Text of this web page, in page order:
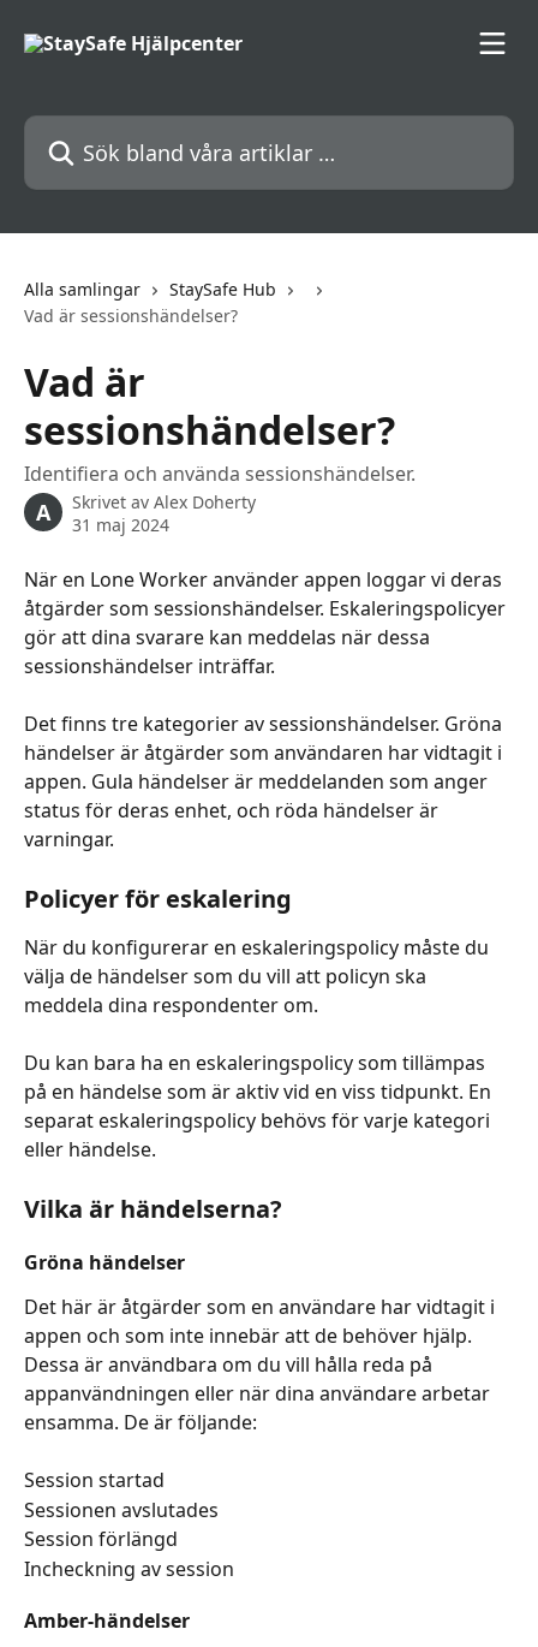
Sök bland våra artiklar …
Alla samlingar
StaySafe Hub
Vad är sessionshändelser?
Vad är
sessionshändelser?
Identifiera och använda sessionshändelser.
A Skrivet av Alex Doherty
31 maj 2024
När en Lone Worker använder appen loggar vi deras
åtgärder som sessionshändelser. Eskaleringspolicyer
gör att dina svarare kan meddelas när dessa
sessionshändelser inträffar.
Det finns tre kategorier av sessionshändelser. Gröna
händelser är åtgärder som användaren har vidtagit i
appen. Gula händelser är meddelanden som anger
status för deras enhet, och röda händelser är
varningar.
Policyer för eskalering
När du konfigurerar en eskaleringspolicy måste du
välja de händelser som du vill att policyn ska
meddela dina respondenter om.
Du kan bara ha en eskaleringspolicy som tillämpas
på en händelse som är aktiv vid en viss tidpunkt. En
separat eskaleringspolicy behövs för varje kategori
eller händelse.
Vilka är händelserna?
Gröna händelser
Det här är åtgärder som en användare har vidtagit i
appen och som inte innebär att de behöver hjälp.
Dessa är användbara om du vill hålla reda på
appanvändningen eller när dina användare arbetar
ensamma. De är följande:
Session startad
Sessionen avslutades
Session förlängd
Incheckning av session
Amber-händelser